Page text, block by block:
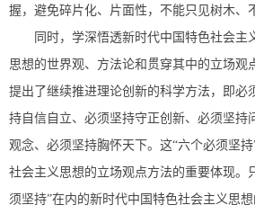
握，避免碎片化、片面性，不能只见树木、
同时，学深悟透新时代中国特色社会主
思想的世界观、方法论和贯穿其中的立场观
提出了继续推进理论创新的科学方法，即必
持自信自立、必须坚持守正创新、必须坚持
观念、必须坚持胸怀天下。这“六个必须坚
社会主义思想的立场观点方法的重要体现。
须坚持”在内的新时代中国特色社会主义思